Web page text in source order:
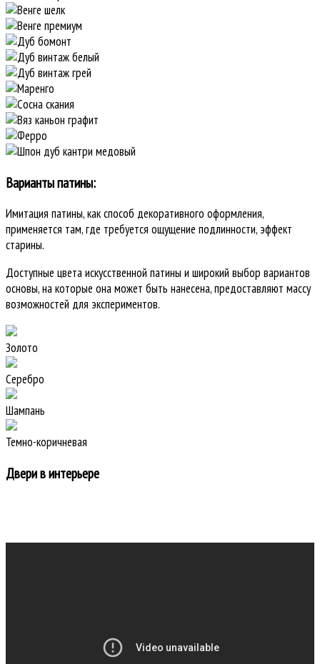
Варианты патины:
Имитация патины, как способ декоративного оформления,
применяется там, где требуется ощущение подлинности, эффект
старины.
Доступные цвета искусственной патины и широкий выбор вариантов
основы, на которые она может быть нанесена, предоставляют массу
возможностей для экспериментов.
Золото
Серебро
Шампань
Темно-коричневая
Двери в интерьере